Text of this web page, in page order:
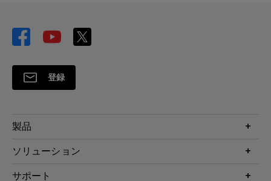
登録
製品
プロジェクター
ソリューション
ビジネス向け
サポート